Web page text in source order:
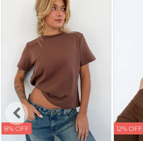
8% OFF 12% OFF